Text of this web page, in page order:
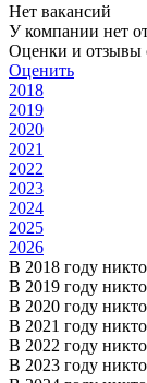
Нет вакансий
У компании нет
Оценки и отзывы
Оценить
2018
2019
2020
2021
2022
2023
2024
2025
2026
В 2018 году
В 2019 году
В 2020 году
В 2021 году
В 2022 году
В 2023 году